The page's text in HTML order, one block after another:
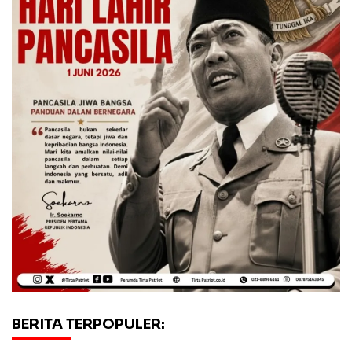
BERITA TERPOPULER: